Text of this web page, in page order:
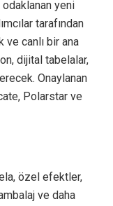
yeni
tarafından
ve canlı bir ana
dijital tabelalar,
Onaylanan
Polarstar ve
özel efektler,
ve daha